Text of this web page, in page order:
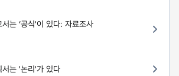
는 ‘공식'이 있다: 자료조사
서는 '논리'가 있다